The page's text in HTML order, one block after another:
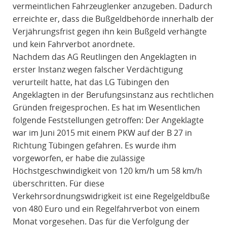
vermeintlichen Fahrzeuglenker anzugeben. Dadurch
erreichte er, dass die Bußgeldbehörde innerhalb der
Verjährungsfrist gegen ihn kein Bußgeld verhängte
und kein Fahrverbot anordnete.
Nachdem das AG Reutlingen den Angeklagten in
erster Instanz wegen falscher Verdächtigung
verurteilt hatte, hat das LG Tübingen den
Angeklagten in der Berufungsinstanz aus rechtlichen
Gründen freigesprochen. Es hat im Wesentlichen
folgende Feststellungen getroffen: Der Angeklagte
war im Juni 2015 mit einem PKW auf der B 27 in
Richtung Tübingen gefahren. Es wurde ihm
vorgeworfen, er habe die zulässige
Höchstgeschwindigkeit von 120 km/h um 58 km/h
überschritten. Für diese
Verkehrsordnungswidrigkeit ist eine Regelgeldbuße
von 480 Euro und ein Regelfahrverbot von einem
Monat vorgesehen. Das für die Verfolgung der